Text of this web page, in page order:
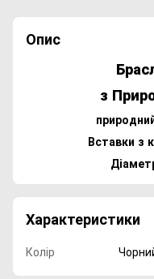
Опис
з
Вставки з
Характеристики
Колір